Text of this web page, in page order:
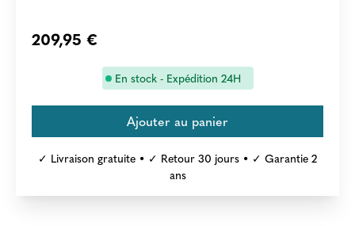
209,95 €
En stock - Expédition 24H
✓ Livraison gratuite • ✓ Retour 30 jours • ✓ Garantie 2
ans